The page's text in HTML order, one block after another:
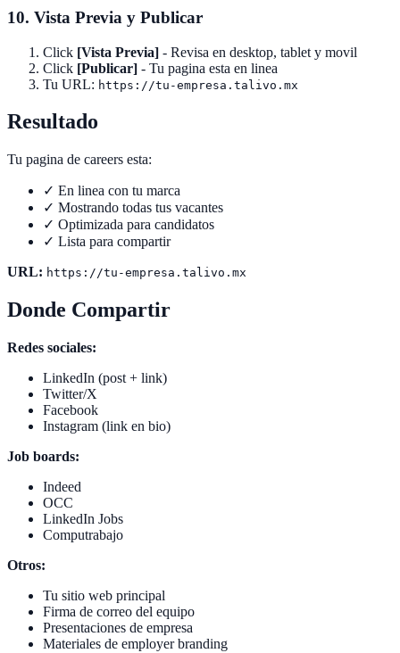
10. Vista Previa y Publicar
Click [Vista Previa] - Revisa en desktop, tablet y movil
Click [Publicar] - Tu pagina esta en linea
Tu URL: https://tu-empresa.talivo.mx
Resultado
Tu pagina de careers esta:
✓ En linea con tu marca
✓ Mostrando todas tus vacantes
✓ Optimizada para candidatos
✓ Lista para compartir
URL: https://tu-empresa.talivo.mx
Donde Compartir
Redes sociales:
LinkedIn (post + link)
Twitter/X
Facebook
Instagram (link en bio)
Job boards:
Indeed
OCC
LinkedIn Jobs
Computrabajo
Otros:
Tu sitio web principal
Firma de correo del equipo
Presentaciones de empresa
Materiales de employer branding